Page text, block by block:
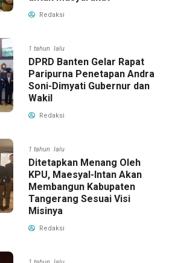
Redaksi
1 tahun lalu
DPRD Banten Gelar Rapat
Paripurna Penetapan Andra
Soni-Dimyati Gubernur dan
Wakil
Redaksi
1 tahun lalu
Ditetapkan Menang Oleh
KPU, Maesyal-Intan Akan
Membangun Kabupaten
Tangerang Sesuai Visi
Misinya
Redaksi